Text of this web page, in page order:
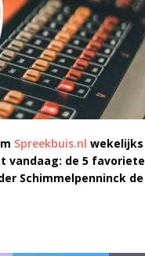
Spreekbuis.nl wekelijks
vandaag: de 5 favoriete
Schimmelpenninck de